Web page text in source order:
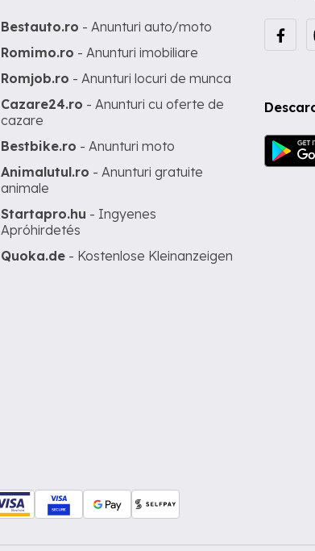
Bestauto.ro - Anunturi auto/moto
Romimo.ro - Anunturi imobiliare
Romjob.ro - Anunturi locuri de munca
Cazare24.ro - Anunturi cu oferte de
cazare
Bestbike.ro - Anunturi moto
Animalutul.ro - Anunturi gratuite
animale
Startapro.hu - Ingyenes
Apróhirdetés
Quoka.de - Kostenlose Kleinanzeigen